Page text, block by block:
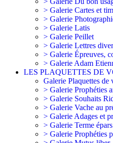
> Galerie Cartes et
> Galerie
> Galerie Latis
> Galerie Peillet
> Galerie Lettres
> Galerie Épreuves,
> Galerie Adam
LES PLAQUETTES DE
Galerie Plaquettes de
> Galerie Prophéties
> Galerie Souhaits
> Galerie Vache au
> Galerie Adages et
> Galerie Terme épars
> Galerie Prophéties